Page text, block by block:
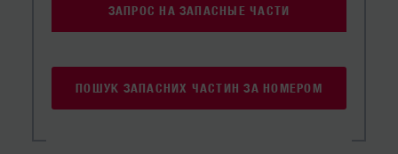
ЗАПРОС НА ЗАПАСНЫЕ ЧАСТИ
ПОШУК ЗАПАСНИХ ЧАСТИН ЗА НОМЕРОМ